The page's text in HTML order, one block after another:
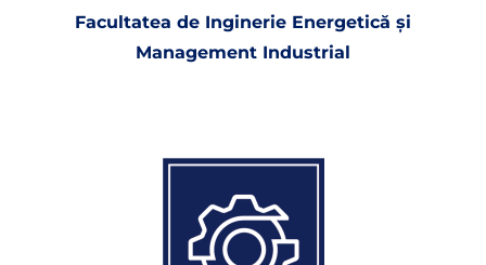
Facultatea de Inginerie Energetică şi
Management Industrial